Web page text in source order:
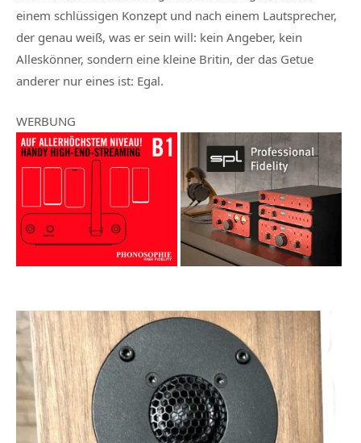
einem schlüssigen Konzept und nach einem Lautsprecher,
der genau weiß, was er sein will: kein Angeber, kein
Alleskönner, sondern eine kleine Britin, der das Getue
anderer nur eines ist: Egal.
WERBUNG